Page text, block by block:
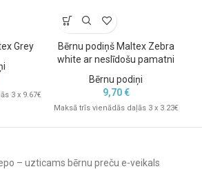
Grey
3 x 9.67€
Bērnu podiņš Maltex Zebra
white ar neslīdošu pamatni
Bērnu podiņi
9,70€
Maksā trīs vienādās daļās 3 x 3.23€
– uzticams bērnu preču e-veikals